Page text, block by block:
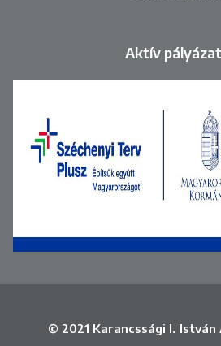
Aktív
© 2021 Karancssági I.